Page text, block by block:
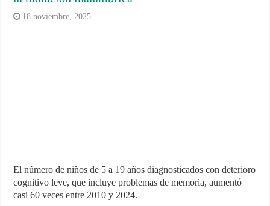
18 noviembre, 2025
El número de niños de 5 a 19 años diagnosticados con deterioro
cognitivo leve, que incluye problemas de memoria, aumentó
casi 60 veces entre 2010 y 2024.